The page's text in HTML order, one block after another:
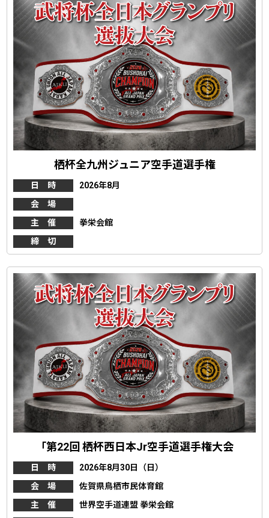
栖杯全九州ジュニア空手道選手権
日 時
2026年8月
会 場
主 催
拳栄会館
締 切
「第22回 栖杯西日本Jr空手道選手権大会
日 時
2026年8月30日（日）
会 場
佐賀県鳥栖市民体育館
主 催
世界空手道連盟 拳栄会館